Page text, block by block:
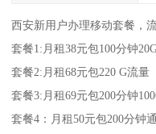
西安新用户办理移动套餐，
套餐1:月租38元包100分钟
套餐2:月租68元包220 G流量
套餐3:月租69元包200分钟
套餐4：月租50元包200分钟